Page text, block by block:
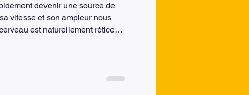
devenir une source de
vitesse et son ampleur nous
est naturellement réticent
difficiles. Plutôt que de
responsabilités, aux délais ou